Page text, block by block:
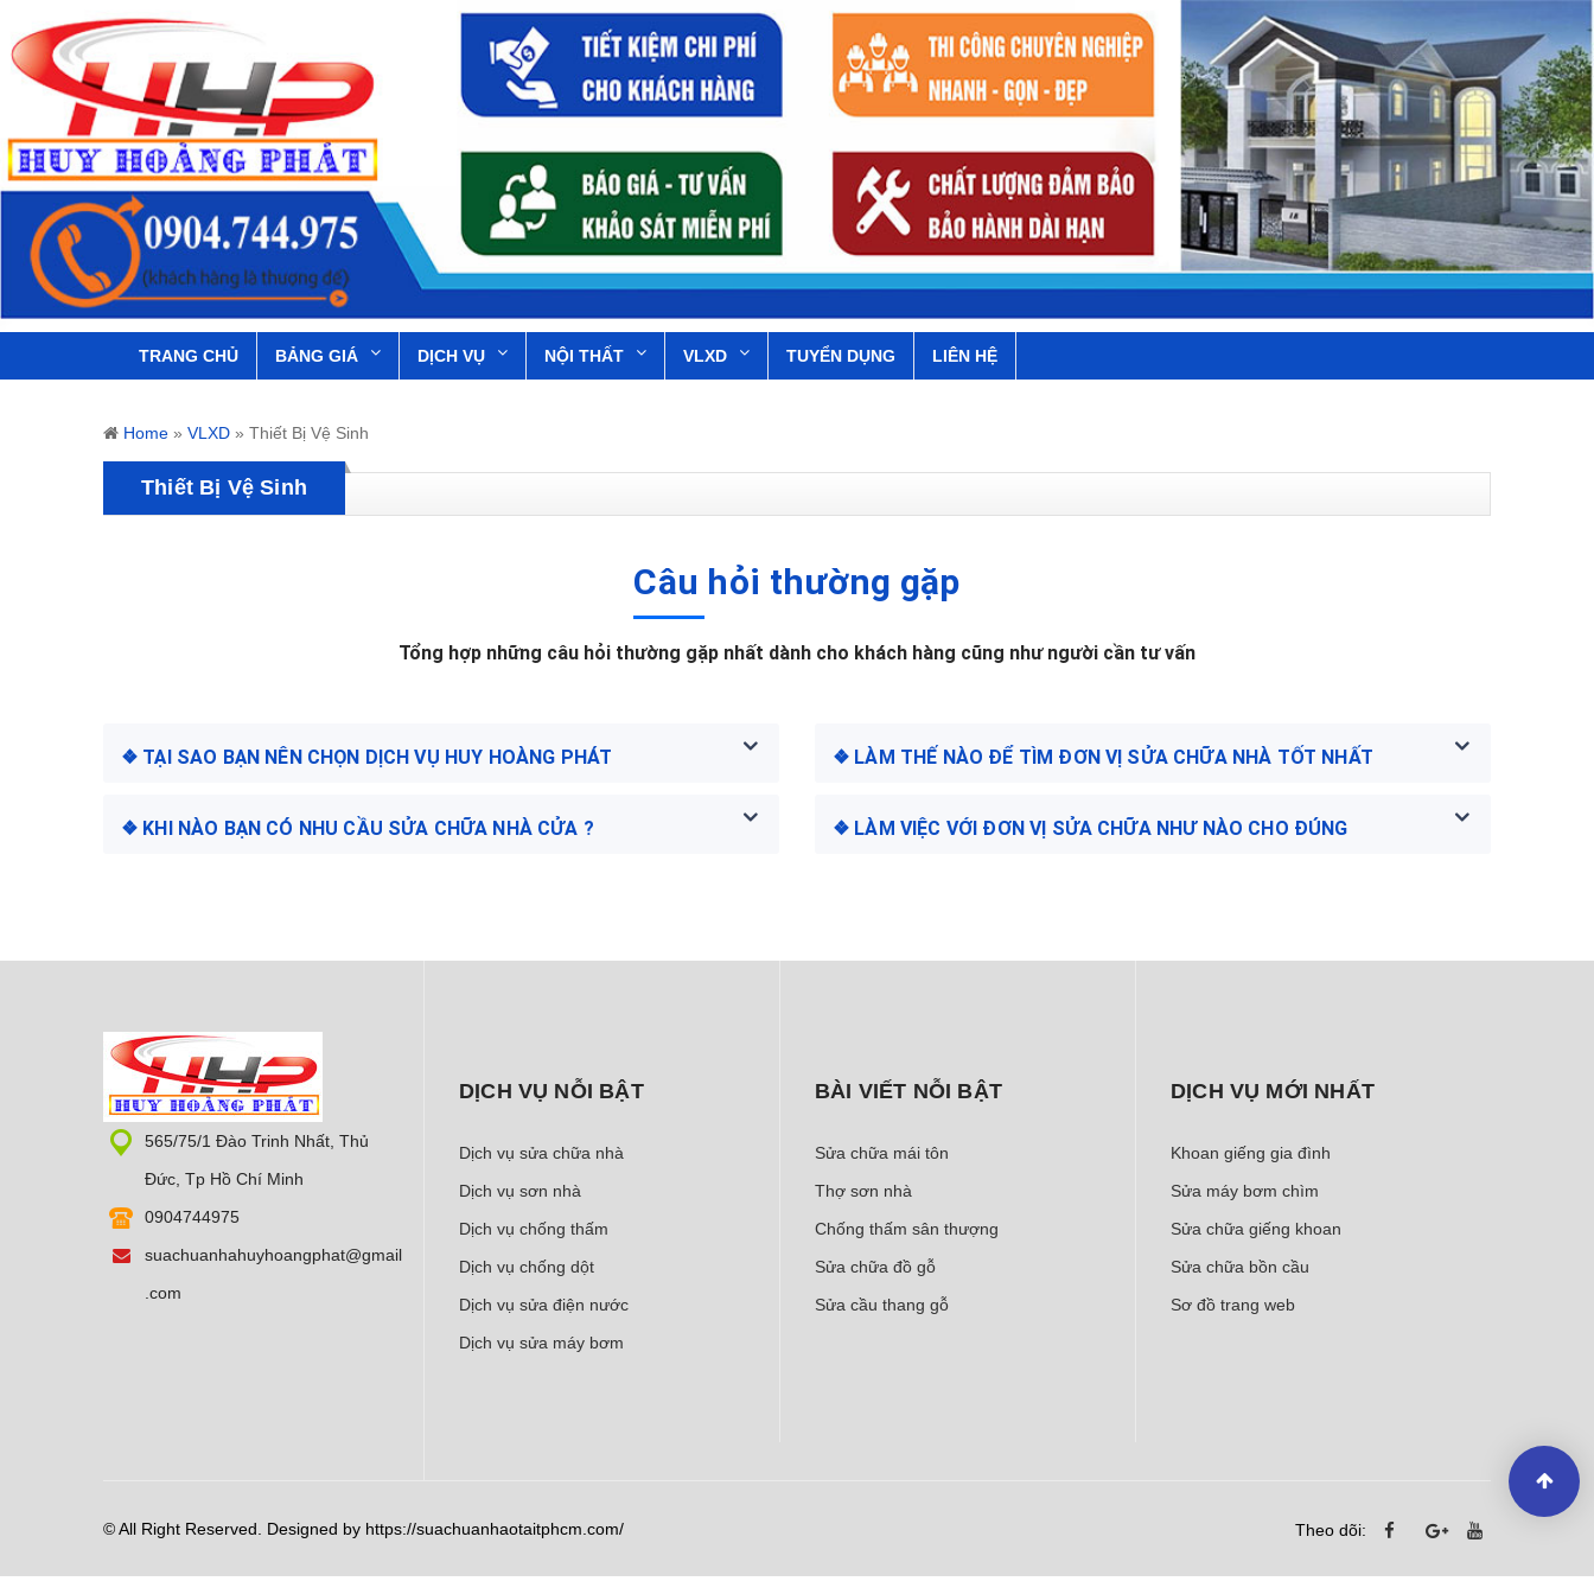
TRANG CHỦ BẢNG GIÁ DỊCH VỤ NỘI THẤT VLXD TUYỂN DỤNG LIÊN HỆ
Home » VLXD » Thiết Bị Vệ Sinh
Thiết Bị Vệ Sinh
Câu hỏi thường gặp
Tổng hợp những câu hỏi thường gặp nhất dành cho khách hàng cũng như người cần tư vấn
❖ TẠI SAO BẠN NÊN CHỌN DỊCH VỤ HUY HOÀNG PHÁT
❖ KHI NÀO BẠN CÓ NHU CẦU SỬA CHỮA NHÀ CỬA ?
❖ LÀM THẾ NÀO ĐỂ TÌM ĐƠN VỊ SỬA CHỮA NHÀ TỐT NHẤT
❖ LÀM VIỆC VỚI ĐƠN VỊ SỬA CHỮA NHƯ NÀO CHO ĐÚNG
565/75/1 Đào Trinh Nhất, Thủ
Đức, Tp Hồ Chí Minh
0904744975
suachuanhahuyhoangphat@gmail
.com
DỊCH VỤ NỖI BẬT
Dịch vụ sửa chữa nhà
Dịch vụ sơn nhà
Dịch vụ chống thấm
Dịch vụ chống dột
Dịch vụ sửa điện nước
Dịch vụ sửa máy bơm
BÀI VIẾT NỖI BẬT
Sửa chữa mái tôn
Thợ sơn nhà
Chống thấm sân thượng
Sửa chữa đồ gỗ
Sửa cầu thang gỗ
DỊCH VỤ MỚI NHẤT
Khoan giếng gia đình
Sửa máy bơm chìm
Sửa chữa giếng khoan
Sửa chữa bồn cầu
Sơ đồ trang web
© All Right Reserved. Designed by https://suachuanhaotaitphcm.com/ Theo dõi: